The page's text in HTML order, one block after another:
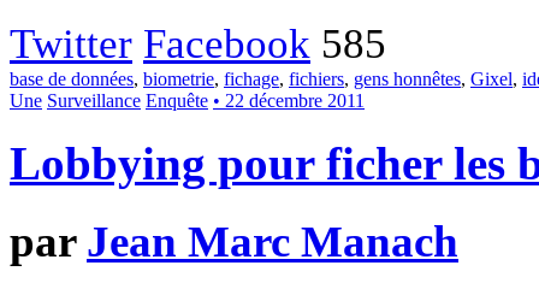
Twitter Facebook 585
base de données, biometrie, fichage, fichiers, gens honnêtes, Gixel,
Une Surveillance Enquête • 22 décembre 2011
Lobbying pour ficher les
par Jean Marc Manach